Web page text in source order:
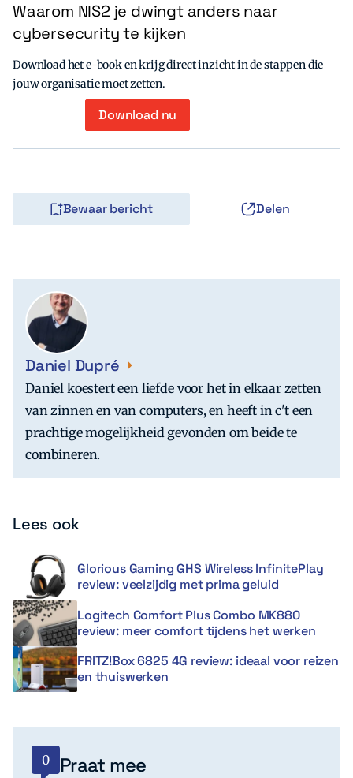
Waarom NIS2 je dwingt anders naar
cybersecurity te kijken
Download het e-book en krijg direct inzicht in de stappen die
jouw organisatie moet zetten.
Download nu
Bewaar bericht Delen
Daniel Dupré
Daniel koestert een liefde voor het in elkaar zetten
van zinnen en van computers, en heeft in c't een
prachtige mogelijkheid gevonden om beide te
combineren.
Lees ook
Glorious Gaming GHS Wireless InfinitePlay
review: veelzijdig met prima geluid
Logitech Comfort Plus Combo MK880
review: meer comfort tijdens het werken
FRITZ!Box 6825 4G review: ideaal voor reizen
en thuiswerken
0 Praat mee